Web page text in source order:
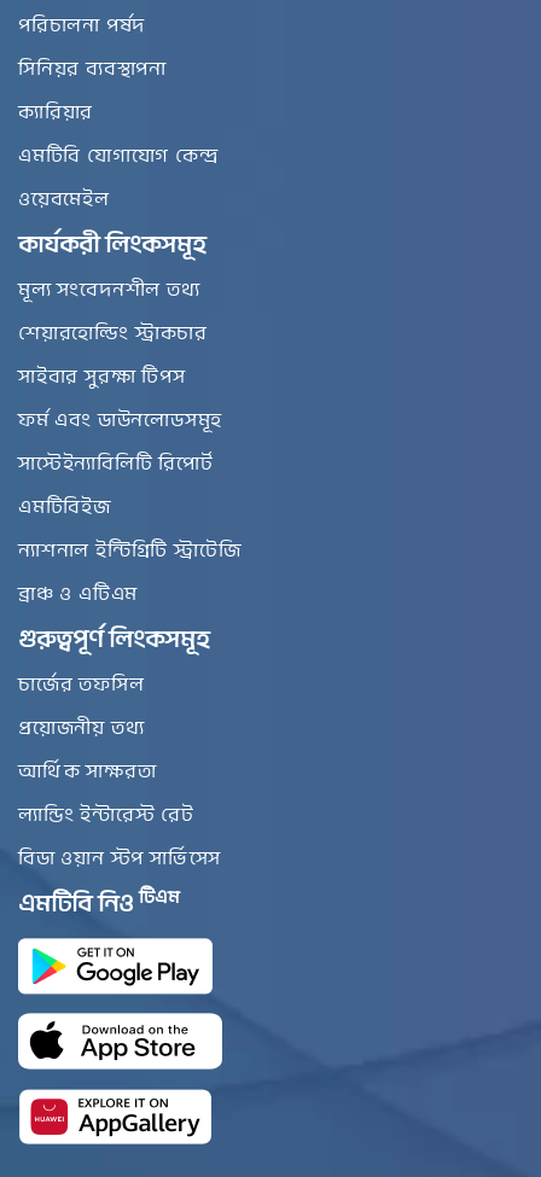
পরিচালনা পর্ষদ
সিনিয়র ব্যবস্থাপনা
ক্যারিয়ার
এমটিবি যোগাযোগ কেন্দ্র
ওয়েবমেইল
কার্যকরী লিংকসমূহ
মূল্য সংবেদনশীল তথ্য
শেয়ারহোল্ডিং স্ট্রাকচার
সাইবার সুরক্ষা টিপস
ফর্ম এবং ডাউনলোডসমূহ
সাস্টেইন্যাবিলিটি রিপোর্ট
এমটিবিইজ
ন্যাশনাল ইন্টিগ্রিটি স্ট্রাটেজি
ব্রাঞ্চ ও এটিএম
গুরুত্বপূর্ণ লিংকসমূহ
চার্জের তফসিল
প্রয়োজনীয় তথ্য
আর্থিক সাক্ষরতা
ল্যান্ডিং ইন্টারেস্ট রেট
বিডা ওয়ান স্টপ সার্ভিসেস
এমটিবি নিও টিএম